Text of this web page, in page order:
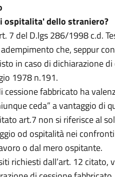
ospitalita' dello straniero?
7 del D.lgs 286/1998 c.d.
che, seppur
in caso di dichiarazione
1978 n.191.
fabbricato ha
ceda” a vantaggio di
art.7 non si riferisce al
od ospitalità nei
o dal mero ospitante.
richiesti dall’art. 12 citato,